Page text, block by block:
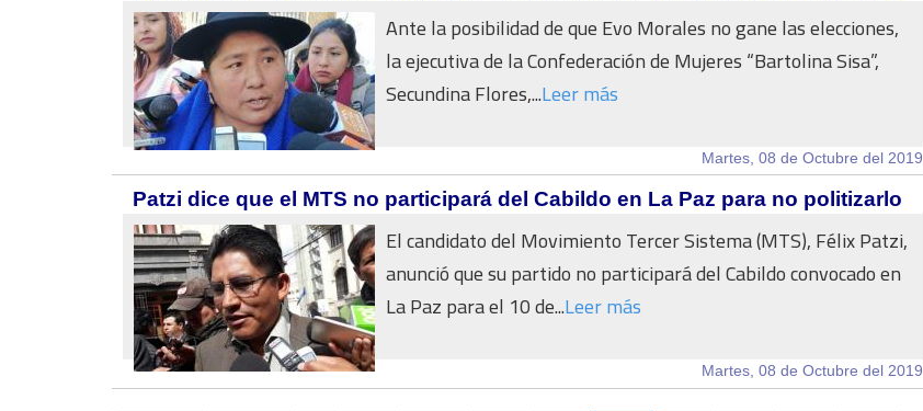
Ante la posibilidad de que Evo Morales no gane las elecciones,
la ejecutiva de la Confederación de Mujeres “Bartolina Sisa”,
Secundina Flores,...Leer más
Martes, 08 de Octubre del 2019
Patzi dice que el MTS no participará del Cabildo en La Paz para no politizarlo
El candidato del Movimiento Tercer Sistema (MTS), Félix Patzi,
anunció que su partido no participará del Cabildo convocado en
La Paz para el 10 de...Leer más
Martes, 08 de Octubre del 2019